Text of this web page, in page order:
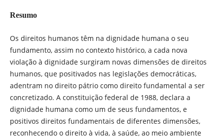
Resumo
Os direitos humanos têm na dignidade humana o seu
fundamento, assim no contexto histórico, a cada nova
violação à dignidade surgiram novas dimensões de direitos
humanos, que positivados nas legislações democráticas,
adentram no direito pátrio como direito fundamental a ser
concretizado. A constituição federal de 1988, declara a
dignidade humana como um de seus fundamentos, e
positivos direitos fundamentais de diferentes dimensões,
reconhecendo o direito à vida, à saúde, ao meio ambiente